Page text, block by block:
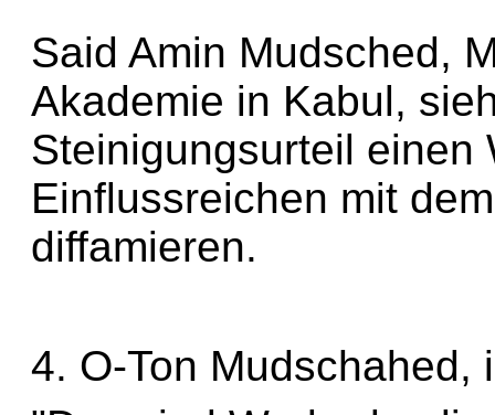
Said Amin Mudsched,
Akademie in Kabul,
Steinigungsurteil einen
Einflussreichen mit
diffamieren.
4. O-Ton Mudschahed,